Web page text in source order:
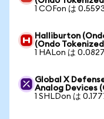
1 COFon は
Halliburton
(Ondo
1 HALon は
Global X
Analog Devices
1 SHLDon は